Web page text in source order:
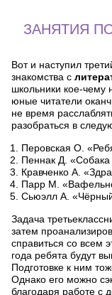
ЗАНЯТИЯ
Вот и наступил
знакомства с
школьники кое-чему
юные читатели
не время
разобраться в
Перовская О.
Пеннак Д. «Собака
Кравченко А.
Парр М.
Сьюэлл А. «Чёрный
Задача
затем
справиться со всем
года ребята будут
Подготовке к ним
Однако его можно
благодаря работе с